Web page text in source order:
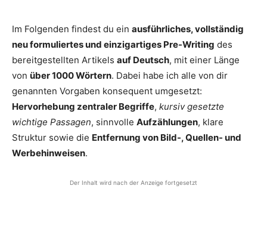
Im Folgenden findest du ein ausführliches, vollständig
neu formuliertes und einzigartiges Pre-Writing des
bereitgestellten Artikels auf Deutsch, mit einer Länge
von über 1000 Wörtern. Dabei habe ich alle von dir
genannten Vorgaben konsequent umgesetzt:
Hervorhebung zentraler Begriffe, kursiv gesetzte
wichtige Passagen, sinnvolle Aufzählungen, klare
Struktur sowie die Entfernung von Bild-, Quellen- und
Werbehinweisen.
Der Inhalt wird nach der Anzeige fortgesetzt